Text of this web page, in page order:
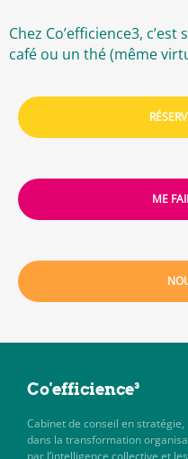
Chez Co’efficience3,
café ou un thé (même
ME
Co'efficience³
Cabinet de conseil en
dans la transformation
par l’intelligence collective et